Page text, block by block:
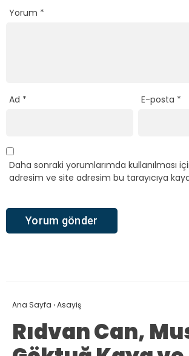
Yorum *
Ad * E-posta *
Daha sonraki yorumlarımda kullanılması
adresim ve site adresim bu tarayıcıya
Ana Sayfa ›Asayiş
Rıdvan Can,